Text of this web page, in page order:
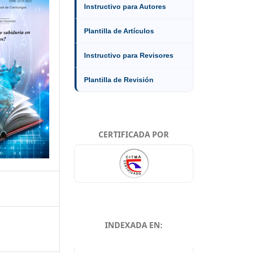
Instructivo para Autores
Plantilla de Artículos
Instructivo para Revisores
Plantilla de Revisión
CERTIFICADA POR
INDEXADA EN: